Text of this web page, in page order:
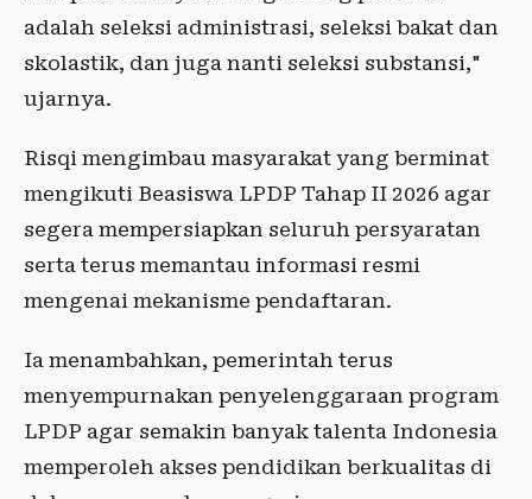
adalah seleksi administrasi, seleksi bakat dan
skolastik, dan juga nanti seleksi substansi,"
ujarnya.
Risqi mengimbau masyarakat yang berminat
mengikuti Beasiswa LPDP Tahap II 2026 agar
segera mempersiapkan seluruh persyaratan
serta terus memantau informasi resmi
mengenai mekanisme pendaftaran.
Ia menambahkan, pemerintah terus
menyempurnakan penyelenggaraan program
LPDP agar semakin banyak talenta Indonesia
memperoleh akses pendidikan berkualitas di